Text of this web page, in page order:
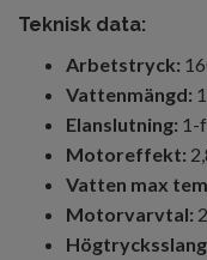
Teknisk data:
Arbetstryck:
Vattenmängd:
Elanslutning: 1-
Motoreffekt:
Vatten max
Motorvarvtal: